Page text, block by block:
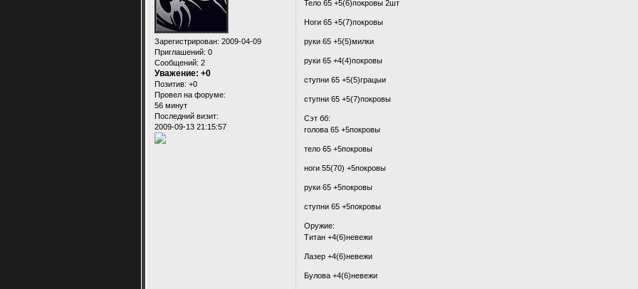
Зарегистрирован: 2009-04-09
Приглашений: 0
Сообщений: 2
Уважение: +0
Позитив: +0
Провел на форуме:
56 минут
Последний визит:
2009-09-13 21:15:57
Тело 65 +5(6)покровы 2шт
Ноги 65 +5(7)покровы
руки 65 +5(5)милки
руки 65 +4(4)покровы
ступни 65 +5(5)грацыи
ступни 65 +5(7)покровы
Сэт бб:
голова 65 +5покровы
тело 65 +5покровы
ноги 55(70) +5покровы
руки 65 +5покровы
ступни 65 +5покровы
Оружие:
Титан +4(6)невежи
Лазер +4(6)невежи
Булова +4(6)невежи